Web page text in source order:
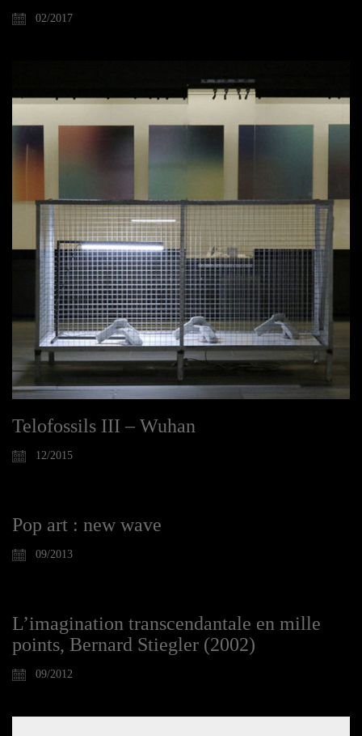
02/2017
Telofossils III – Wuhan
12/2015
Pop art : new wave
09/2013
L’imagination transcendantale en mille
points, Bernard Stiegler (2002)
09/2012